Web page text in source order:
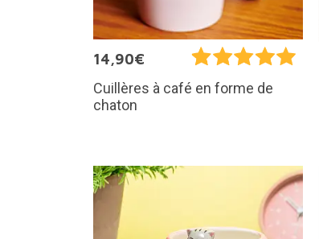
14,90€
Cuillères à café en forme de
chaton